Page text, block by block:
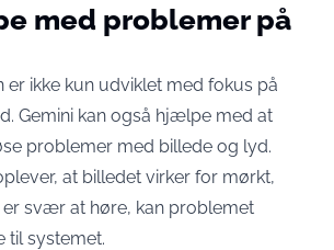
med problemer på
er ikke kun udviklet med fokus på
Gemini kan også hjælpe med at
problemer med billede og lyd.
at billedet virker for mørkt,
svær at høre, kan problemet
til systemet.